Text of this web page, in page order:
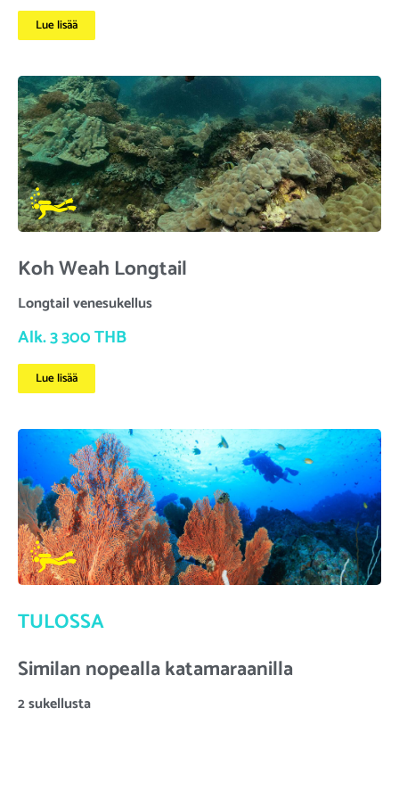
Lue lisää
Koh Weah Longtail
Longtail venesukellus
Alk. 3 300 THB
Lue lisää
TULOSSA
Similan nopealla katamaraanilla
2 sukellusta